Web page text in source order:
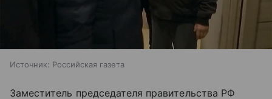
Источник: Российская газета
Заместитель председателя правительства РФ